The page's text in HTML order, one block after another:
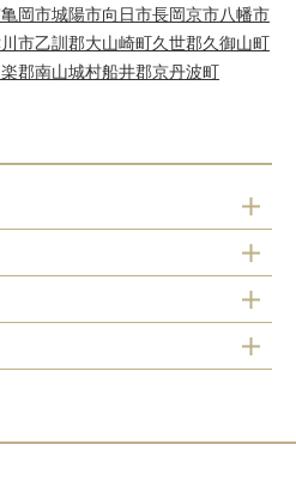
亀岡市城陽市向日市長岡京市八幡市
市乙訓郡大山崎町久世郡久御山町
郡南山城村船井郡京丹波町